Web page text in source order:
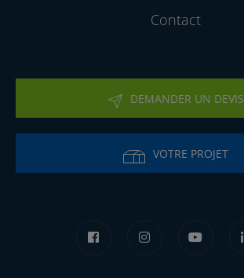
Contact
DEMANDER UN DEVIS
VOTRE PROJET